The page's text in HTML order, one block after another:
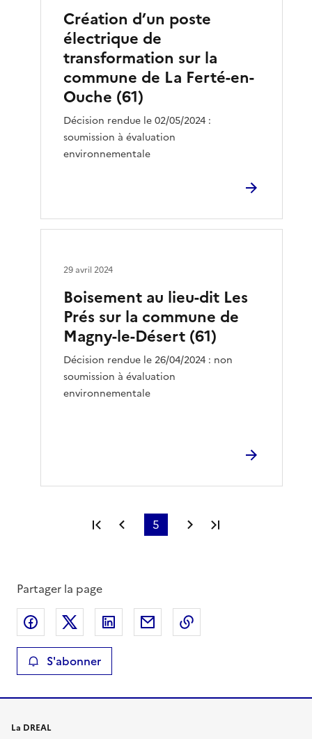
Création d’un poste
électrique de
transformation sur la
commune de La Ferté-en-
Ouche (61)
Décision rendue le 02/05/2024 :
soumission à évaluation
environnementale
Boisement au lieu-dit Les
Prés sur la commune de
Magny-le-Désert (61)
Décision rendue le 26/04/2024 : non
soumission à évaluation
environnementale
29 avril 2024
Première page
Page précédente
5 Page suivante
Partager la page
Partager sur Facebook
Partager sur XPartager sur LinkedIn
Partager par email
S'abonner
La DREAL